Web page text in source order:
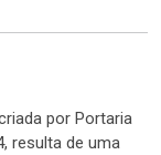
por Portaria
resulta de uma